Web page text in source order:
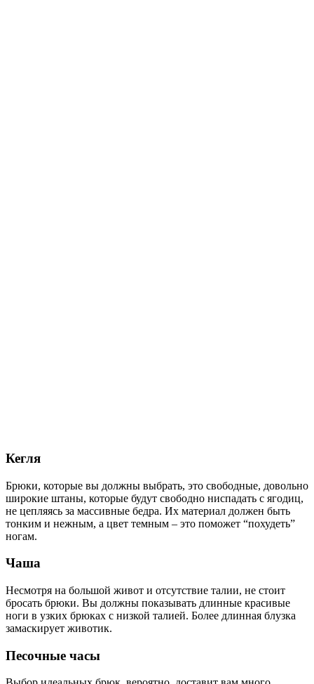
Кегля
Брюки, которые вы должны выбрать, это свободные, довольно
широкие штаны, которые будут свободно ниспадать с ягодиц,
не цепляясь за массивные бедра. Их материал должен быть
тонким и нежным, а цвет темным – это поможет “похудеть”
ногам.
Чаша
Несмотря на большой живот и отсутствие талии, не стоит
бросать брюки. Вы должны показывать длинные красивые
ноги в узких брюках с низкой талией. Более длинная блузка
замаскирует животик.
Песочные часы